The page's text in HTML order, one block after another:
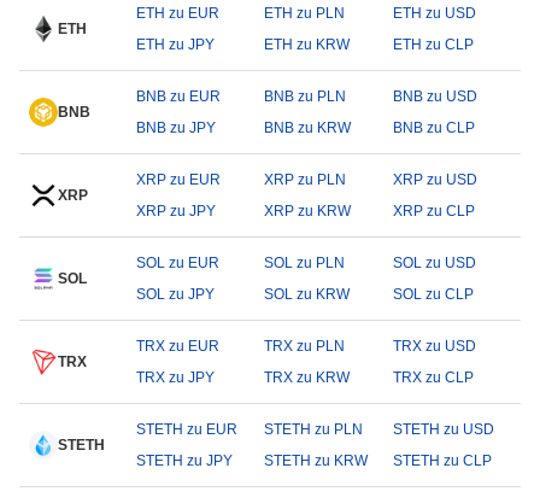
ETH
ETH zu EUR ETH zu PLN
ETH zu USD
ETH zu JPY
ETH zu KRW ETH zu CLP
BNB
BNB zu EUR BNB zu PLN
BNB zu USD
BNB zu JPY
BNB zu KRW BNB zu CLP
XRP
XRP zu EUR XRP zu PLN
XRP zu USD
XRP zu JPY
XRP zu KRW XRP zu CLP
SOL
SOL zu EUR SOL zu PLN
SOL zu USD
SOL zu JPY
SOL zu KRW SOL zu CLP
TRX
TRX zu EUR TRX zu PLN
TRX zu USD
TRX zu JPY
TRX zu KRW TRX zu CLP
STETH
STETH zu EUR STETH zu PLN
STETH zu USD
STETH zu JPY
STETH zu KRW STETH zu CLP